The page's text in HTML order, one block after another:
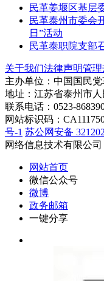
民革姜堰区基层
民革泰州市委会
日”活动
民革泰职院支部
关于我们法律声明管
主办单位：中国国民
地址：江苏省泰州市
联系电话：0523-
网站标识码：
号-1 苏公网安备
网络信息技术有限公司
网站首页
微信公众号
微博
政务邮箱
一键分享